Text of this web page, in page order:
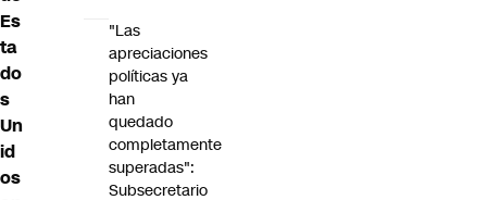
Es
ta
do
s
Un
id
os
"Las
apreciaciones
políticas ya
han
quedado
completamente
superadas":
Subsecretario